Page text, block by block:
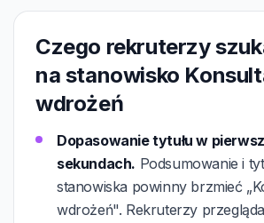
Czego rekruterzy
na stanowisko
wdrożeń
Dopasowanie tytułu w
sekundach. Podsumowanie i
stanowiska powinny brzmieć
wdrożeń". Rekruterzy